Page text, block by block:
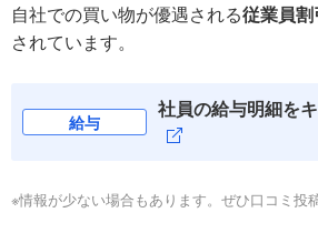
自社での買い物が優遇される従業員
されています。
給与
社員の給与明細を
※情報が少ない場合もあります。ぜひ口コミ投